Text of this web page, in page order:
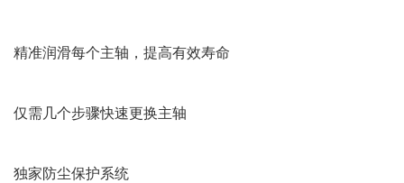
精准润滑每个主轴，提高有效寿命
仅需几个步骤快速更换主轴
独家防尘保护系统